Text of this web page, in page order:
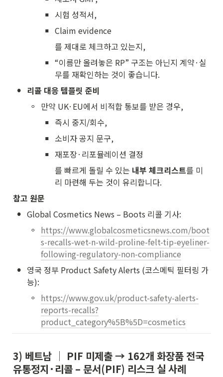
▪ 시험 성적서,
▪ Claim evidence
를 제대로 체크하고 있는지,
▪ “이름만 올려놓은 RP” 구조는 아닌지 계약·실
무를 재확인하는 것이 좋습니다.
• 리콜 대응 템플릿 준비
◦ 만약 UK·EU에서 비적합 통보를 받은 경우,
▪ 즉시 중지/회수,
▪ 소비자 공지 문구,
▪ 재포장·리포뮬레이션 결정
를 빠르게 돌릴 수 있는 내부 체크리스트를 미
리 마련해 두는 것이 유리합니다.
참고 원문
• Global Cosmetics News – Boots 리콜 기사:
◦ https://www.globalcosmeticsnews.com/boot
s-recalls-wet-n-wild-proline-felt-tip-eyeliner-
following-regulatory-non-compliance
• 영국 정부 Product Safety Alerts (코스메틱 필터링 가
능):
◦ https://www.gov.uk/product-safety-alerts-
reports-recalls?
product_category%5B%5D=cosmetics
3) 베트남 │ PIF 미제출 → 162개 화장품 전국
유통정지·리콜 – 문서(PIF) 리스크 실 사례